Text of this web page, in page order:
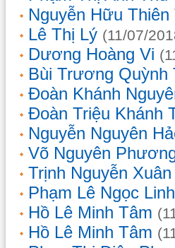
Nguyễn Hữu Thiên
Lê Thị Lý (11/07/
Dương Hoàng Vi
Bùi Trương Quỳnh
Đoàn Khánh
Đoàn Triệu Khánh
Nguyễn Nguyên
Võ Nguyên
Trịnh Nguyễn
Phạm Lê Ngọc Linh
Hồ Lê Minh Tâm
Hồ Lê Minh Tâm